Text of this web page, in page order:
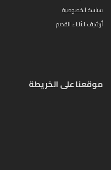
سياسة الخصوصية
أرشيف الأنباء القديم
موقعنا على الخريطة